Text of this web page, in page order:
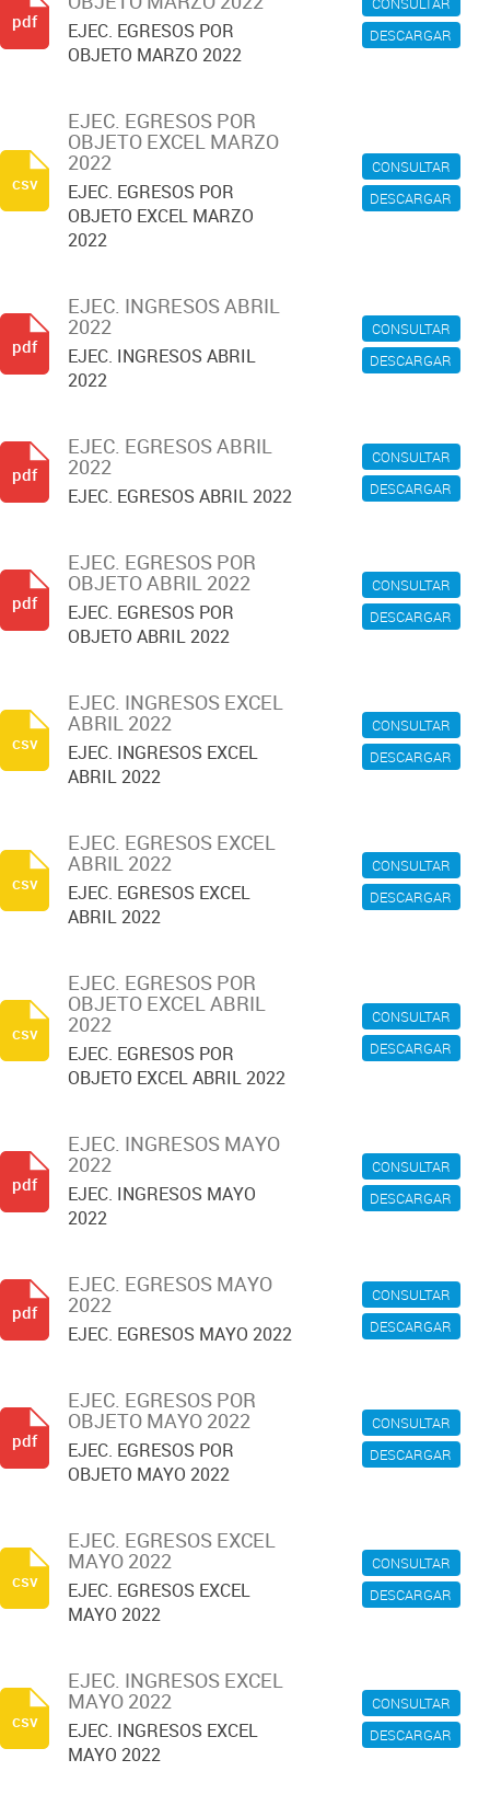
DESCARGAR
EJEC. EGRESOS POR
OBJETO MARZO 2022
pdf
CONSULTAR
DESCARGAR
EJEC. EGRESOS POR
OBJETO EXCEL MARZO
2022
EJEC. EGRESOS POR
OBJETO EXCEL MARZO
2022
csv
CONSULTAR
DESCARGAR
EJEC. INGRESOS ABRIL
2022
EJEC. INGRESOS ABRIL
2022
pdf
CONSULTAR
DESCARGAR
EJEC. EGRESOS ABRIL
2022
EJEC. EGRESOS ABRIL 2022
pdf
CONSULTAR
DESCARGAR
EJEC. EGRESOS POR
OBJETO ABRIL 2022
EJEC. EGRESOS POR
OBJETO ABRIL 2022
pdf
CONSULTAR
DESCARGAR
EJEC. INGRESOS EXCEL
ABRIL 2022
EJEC. INGRESOS EXCEL
ABRIL 2022
csv
CONSULTAR
DESCARGAR
EJEC. EGRESOS EXCEL
ABRIL 2022
EJEC. EGRESOS EXCEL
ABRIL 2022
csv
CONSULTAR
DESCARGAR
EJEC. EGRESOS POR
OBJETO EXCEL ABRIL
2022
EJEC. EGRESOS POR
OBJETO EXCEL ABRIL 2022
csv
CONSULTAR
DESCARGAR
EJEC. INGRESOS MAYO
2022
EJEC. INGRESOS MAYO
2022
pdf
CONSULTAR
DESCARGAR
EJEC. EGRESOS MAYO
2022
EJEC. EGRESOS MAYO 2022
pdf
CONSULTAR
DESCARGAR
EJEC. EGRESOS POR
OBJETO MAYO 2022
EJEC. EGRESOS POR
OBJETO MAYO 2022
pdf
CONSULTAR
DESCARGAR
EJEC. EGRESOS EXCEL
MAYO 2022
EJEC. EGRESOS EXCEL
MAYO 2022
csv
CONSULTAR
DESCARGAR
EJEC. INGRESOS EXCEL
MAYO 2022
EJEC. INGRESOS EXCEL
MAYO 2022
csv